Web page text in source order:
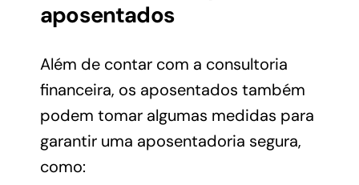
aposentados
Além de contar com a consultoria
financeira, os aposentados também
podem tomar algumas medidas para
garantir uma aposentadoria segura,
como: